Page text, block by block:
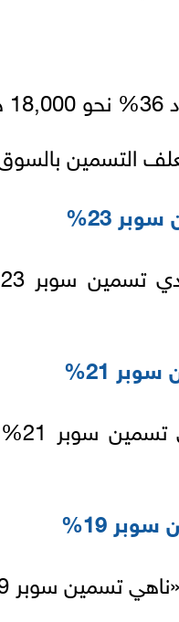
التسمين
23%
21%
19%
19%» لنحو 22,300 جنيه.